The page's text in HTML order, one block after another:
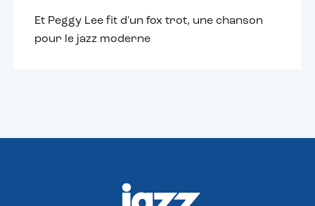
Et Peggy Lee fit d'un fox trot, une chanson
pour le jazz moderne